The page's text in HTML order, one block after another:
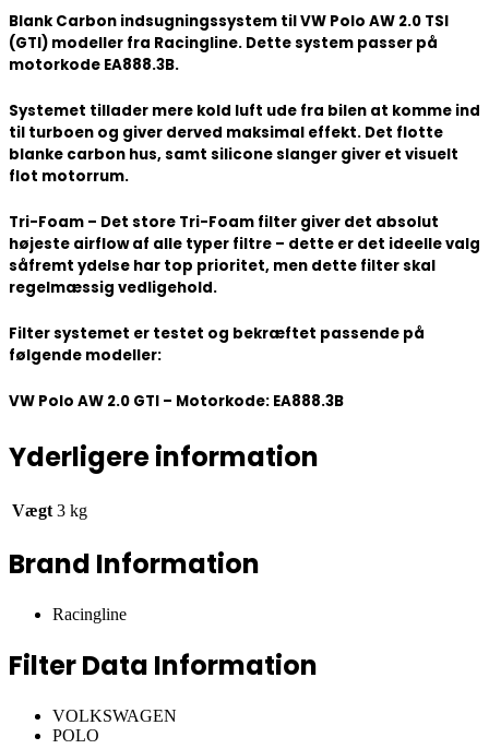
Blank Carbon indsugningssystem til VW Polo AW 2.0 TSI
(GTI) modeller fra Racingline. Dette system passer på
motorkode EA888.3B.
Systemet tillader mere kold luft ude fra bilen at komme ind
til turboen og giver derved maksimal effekt. Det flotte
blanke carbon hus, samt silicone slanger giver et visuelt
flot motorrum.
Tri-Foam – Det store Tri-Foam filter giver det absolut
højeste airflow af alle typer filtre – dette er det ideelle valg
såfremt ydelse har top prioritet, men dette filter skal
regelmæssig vedligehold.
Filter systemet er testet og bekræftet passende på
følgende modeller:
VW Polo AW 2.0 GTI – Motorkode: EA888.3B
Yderligere information
Vægt 3 kg
Brand Information
Racingline
Filter Data Information
VOLKSWAGEN
POLO